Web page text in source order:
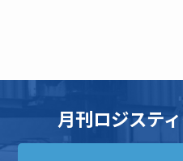
月刊ロジステ